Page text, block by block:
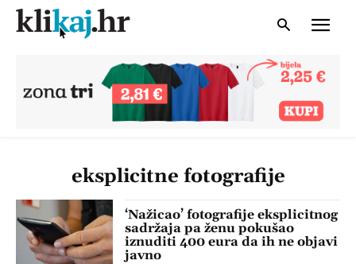
eksplicitne fotografije
‘Nažicao’ fotografije eksplicitnog
sadržaja pa ženu pokušao
iznuditi 400 eura da ih ne objavi
javno